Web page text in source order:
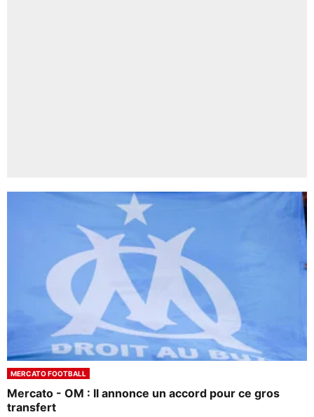
MERCATO FOOTBALL
Mercato - OM : Il annonce un accord pour ce gros
transfert